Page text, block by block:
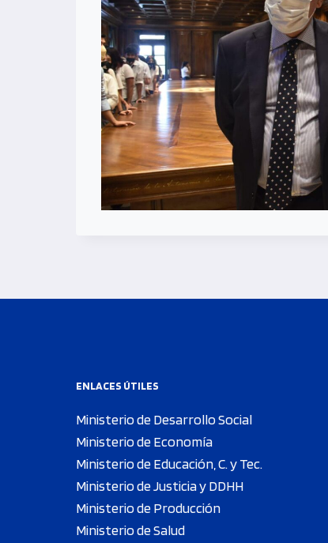
ENLACES ÚTILES
Ministerio de Desarrollo Social
Ministerio de Economía
Ministerio de Educación, C. y Tec.
Ministerio de Justicia y DDHH
Ministerio de Producción
Ministerio de Salud